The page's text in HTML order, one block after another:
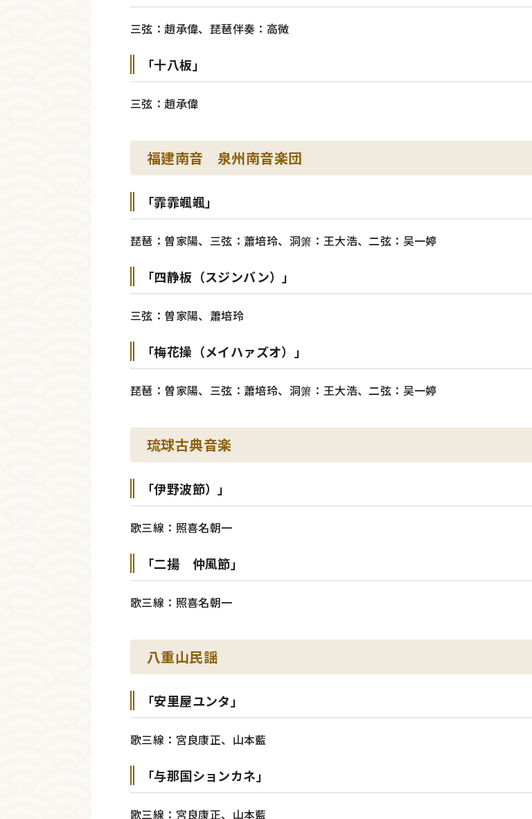
三弦：趙承偉、琵琶伴奏：高微
「十八板」
三弦：趙承偉
福建南音 泉州南音楽団
「霏霏颯颯」
琵琶：曽家陽、三弦：蕭培玲、洞箫：王大浩、二弦：吴一婷
「四静板（スジンバン）」
三弦：曽家陽、蕭培玲
「梅花操（メイハァズオ）」
琵琶：曽家陽、三弦：蕭培玲、洞箫：王大浩、二弦：吴一婷
琉球古典音楽
「伊野波節）」
歌三線：照喜名朝一
「二揚 仲風節」
歌三線：照喜名朝一
八重山民謡
「安里屋ユンタ」
歌三線：宮良康正、山本藍
「与那国ションカネ」
歌三線：宮良康正、山本藍